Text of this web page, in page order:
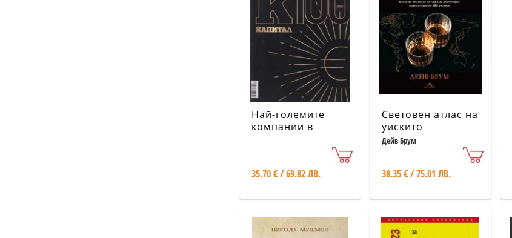
Най-големите
компании в
35.70 € / 69.82 ЛВ.
Световен атлас на
уискито
Дейв Брум
38.35 € / 75.01 ЛВ.